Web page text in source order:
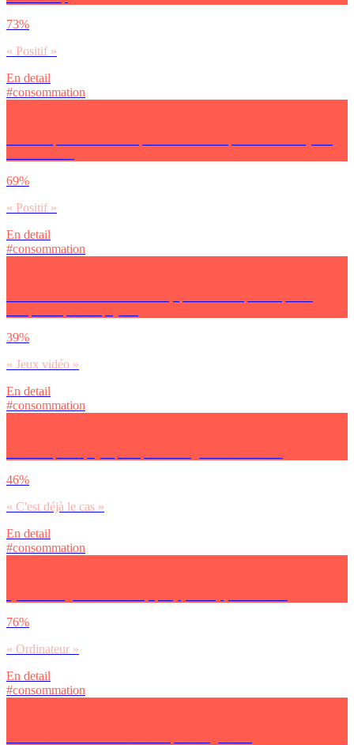
73%
« Positif »
En detail
#consommation
69%
« Positif »
En detail
#consommation
39%
« Jeux vidéo »
En detail
#consommation
46%
« C'est déjà le cas »
En detail
#consommation
76%
« Ordinateur »
En detail
#consommation